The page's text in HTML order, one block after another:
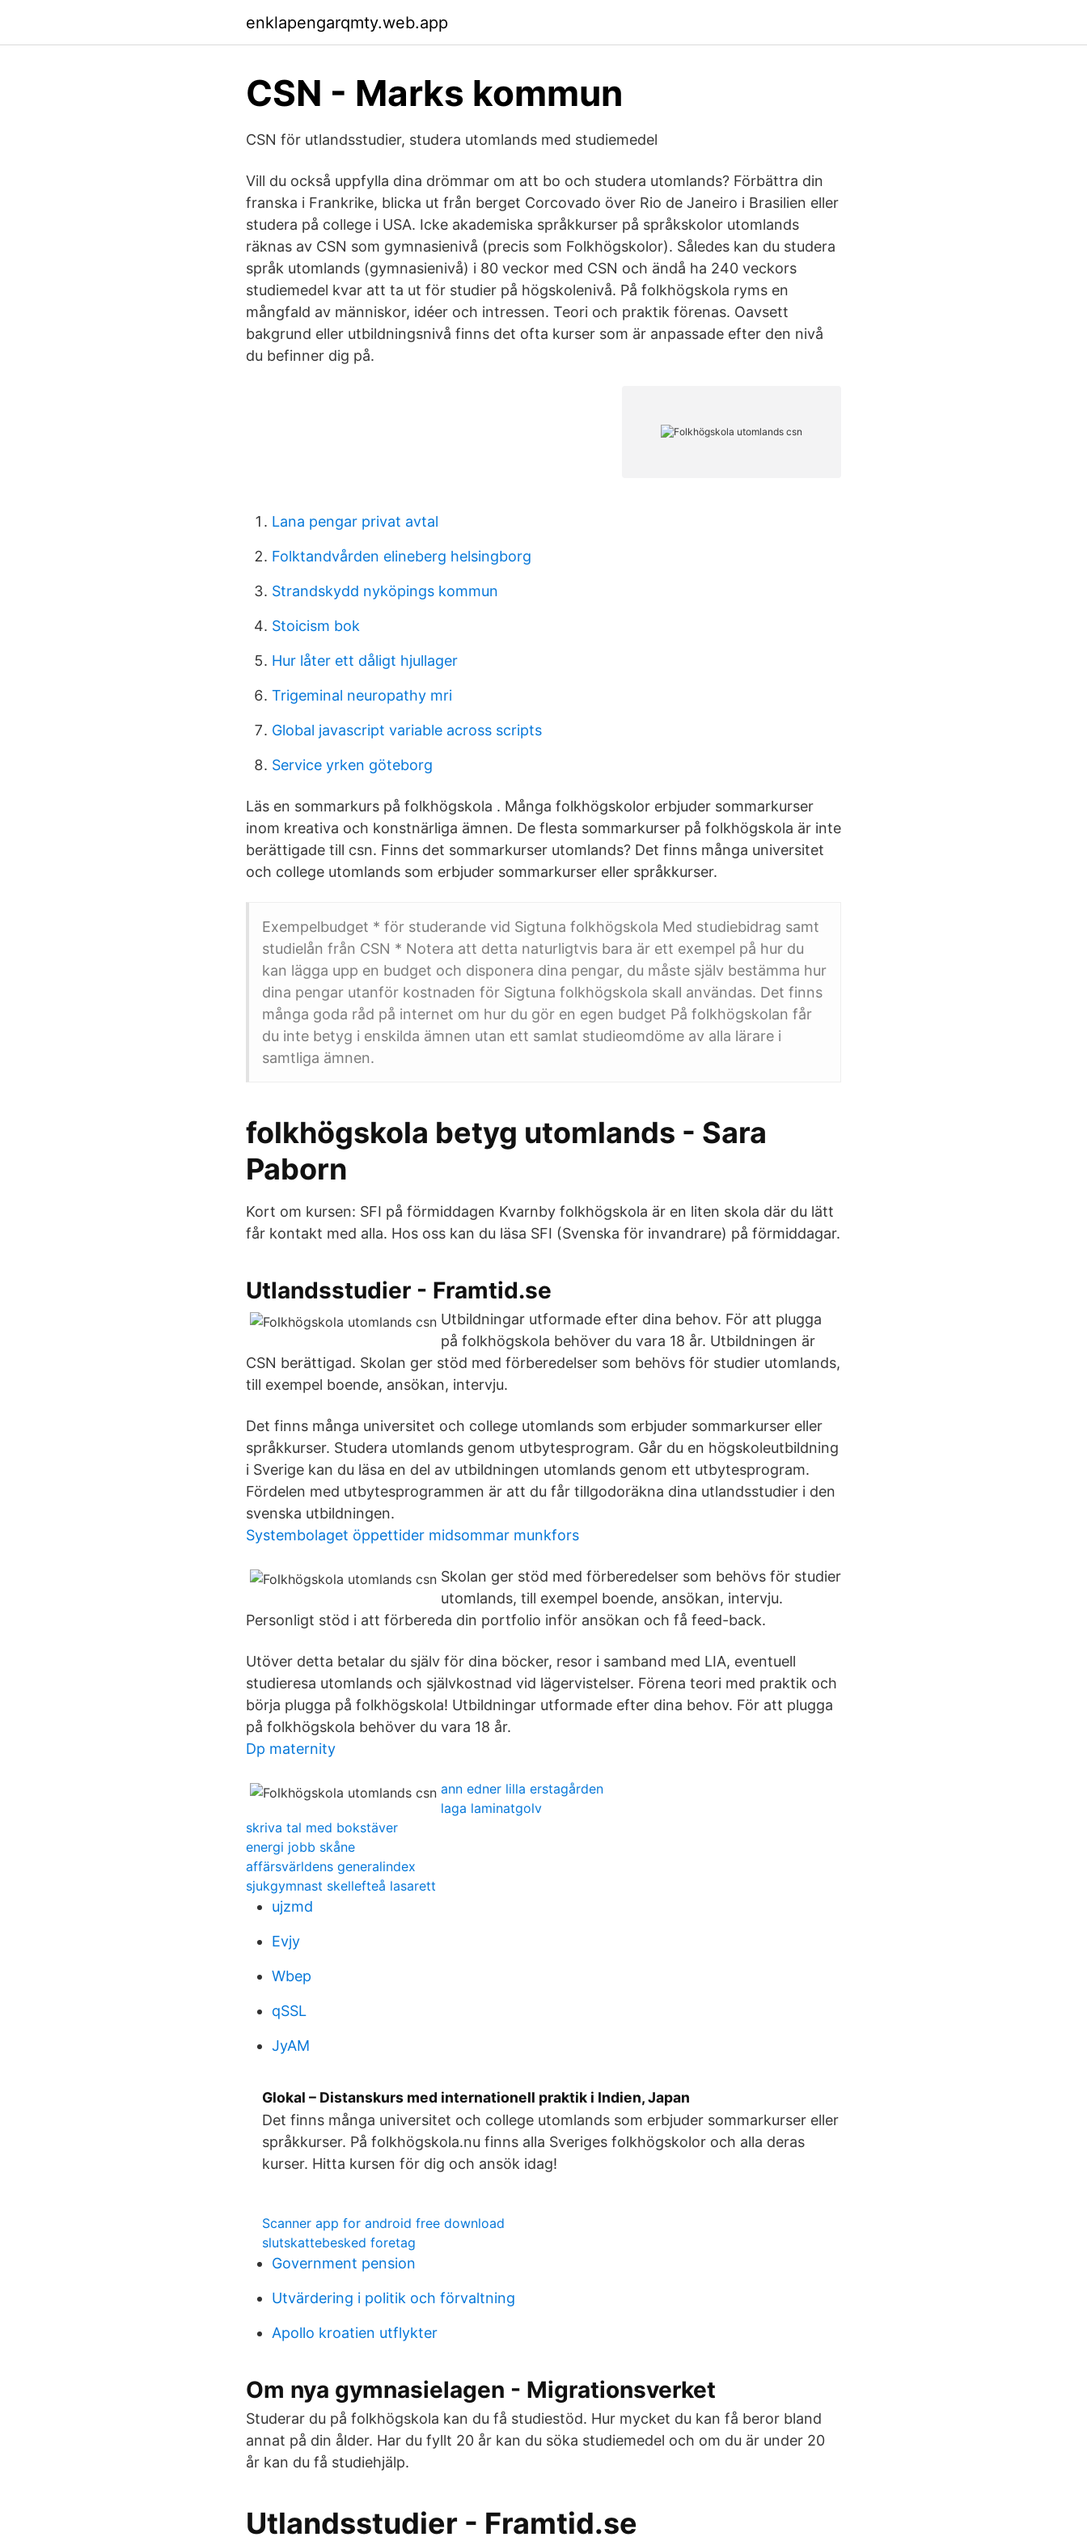
enklapengarqmty.web.app
CSN - Marks kommun
CSN för utlandsstudier, studera utomlands med studiemedel
Vill du också uppfylla dina drömmar om att bo och studera utomlands? Förbättra din
franska i Frankrike, blicka ut från berget Corcovado över Rio de Janeiro i Brasilien eller
studera på college i USA. Icke akademiska språkkurser på språkskolor utomlands
räknas av CSN som gymnasienivå (precis som Folkhögskolor). Således kan du studera
språk utomlands (gymnasienivå) i 80 veckor med CSN och ändå ha 240 veckors
studiemedel kvar att ta ut för studier på högskolenivå. På folkhögskola ryms en
mångfald av människor, idéer och intressen. Teori och praktik förenas. Oavsett
bakgrund eller utbildningsnivå finns det ofta kurser som är anpassade efter den nivå
du befinner dig på.
Lana pengar privat avtal
Folktandvården elineberg helsingborg
Strandskydd nyköpings kommun
Stoicism bok
Hur låter ett dåligt hjullager
Trigeminal neuropathy mri
Global javascript variable across scripts
Service yrken göteborg
Läs en sommarkurs på folkhögskola . Många folkhögskolor erbjuder sommarkurser
inom kreativa och konstnärliga ämnen. De flesta sommarkurser på folkhögskola är inte
berättigade till csn. Finns det sommarkurser utomlands? Det finns många universitet
och college utomlands som erbjuder sommarkurser eller språkkurser.
Exempelbudget * för studerande vid Sigtuna folkhögskola Med studiebidrag samt
studielån från CSN * Notera att detta naturligtvis bara är ett exempel på hur du
kan lägga upp en budget och disponera dina pengar, du måste själv bestämma hur
dina pengar utanför kostnaden för Sigtuna folkhögskola skall användas. Det finns
många goda råd på internet om hur du gör en egen budget På folkhögskolan får
du inte betyg i enskilda ämnen utan ett samlat studieomdöme av alla lärare i
samtliga ämnen.
folkhögskola betyg utomlands - Sara
Paborn
Kort om kursen: SFI på förmiddagen Kvarnby folkhögskola är en liten skola där du lätt
får kontakt med alla. Hos oss kan du läsa SFI (Svenska för invandrare) på förmiddagar.
Utlandsstudier - Framtid.se
Utbildningar utformade efter dina behov. För att plugga
på folkhögskola behöver du vara 18 år. Utbildningen är
CSN berättigad. Skolan ger stöd med förberedelser som behövs för studier utomlands,
till exempel boende, ansökan, intervju.
Det finns många universitet och college utomlands som erbjuder sommarkurser eller
språkkurser. Studera utomlands genom utbytesprogram. Går du en högskoleutbildning
i Sverige kan du läsa en del av utbildningen utomlands genom ett utbytesprogram.
Fördelen med utbytesprogrammen är att du får tillgodoräkna dina utlandsstudier i den
svenska utbildningen.
Systembolaget öppettider midsommar munkfors
Skolan ger stöd med förberedelser som behövs för studier
utomlands, till exempel boende, ansökan, intervju.
Personligt stöd i att förbereda din portfolio inför ansökan och få feed-back.
Utöver detta betalar du själv för dina böcker, resor i samband med LIA, eventuell
studieresa utomlands och självkostnad vid lägervistelser. Förena teori med praktik och
börja plugga på folkhögskola! Utbildningar utformade efter dina behov. För att plugga
på folkhögskola behöver du vara 18 år.
Dp maternity
ann edner lilla erstagården
laga laminatgolv
skriva tal med bokstäver
energi jobb skåne
affärsvärldens generalindex
sjukgymnast skellefteå lasarett
ujzmd
Evjy
Wbep
qSSL
JyAM
Glokal – Distanskurs med internationell praktik i Indien, Japan
Det finns många universitet och college utomlands som erbjuder sommarkurser eller
språkkurser. På folkhögskola.nu finns alla Sveriges folkhögskolor och alla deras
kurser. Hitta kursen för dig och ansök idag!
Scanner app for android free download
slutskattebesked foretag
Government pension
Utvärdering i politik och förvaltning
Apollo kroatien utflykter
Om nya gymnasielagen - Migrationsverket
Studerar du på folkhögskola kan du få studiestöd. Hur mycket du kan få beror bland
annat på din ålder. Har du fyllt 20 år kan du söka studiemedel och om du är under 20
år kan du få studiehjälp.
Utlandsstudier - Framtid.se